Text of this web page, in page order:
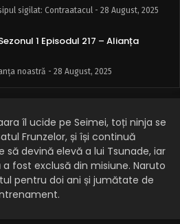
sigilat: Contraatacul - 28 August, 2025
1 Episodul 217 – Alianța
noastră - 28 August, 2025
e ținta - 28 August, 2025
1 Episodul 215 – Trecutul pe
să-l uit
pe care vreau să-l uit - 28 August, 2025
îl ucide pe Seimei, toți ninja se
Frunzelor, și își continuă
devină elevă a lui Tsunade, iar
fost exclusă din misiune. Naruto
pentru doi ani și jumătate de